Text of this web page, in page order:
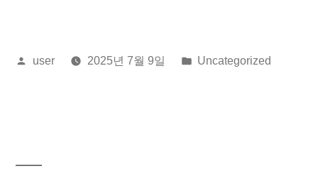
올
user 2025년 7월 9일
게
Uncategorized